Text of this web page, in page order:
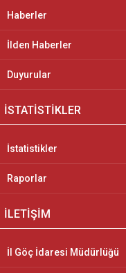
Haberler
İlden Haberler
Duyurular
İSTATİSTİKLER
İstatistikler
Raporlar
İLETİŞİM
İl Göç İdaresi Müdürlüğü